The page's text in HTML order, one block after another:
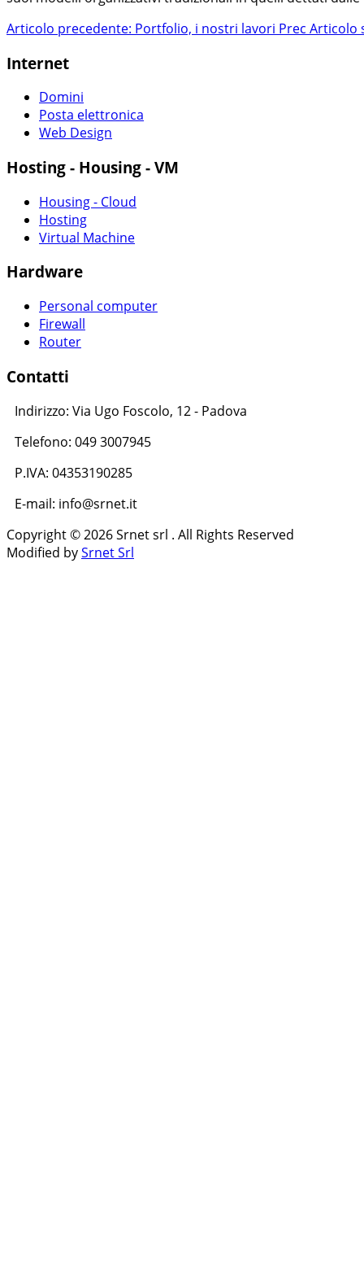
Articolo precedente: Portfolio, i nostri lavori Prec Articolo
Internet
Domini
Posta elettronica
Web Design
Hosting - Housing - VM
Housing - Cloud
Hosting
Virtual Machine
Hardware
Personal computer
Firewall
Router
Contatti
Indirizzo: Via Ugo Foscolo, 12 - Padova
Telefono: 049 3007945
P.IVA: 04353190285
E-mail: info@srnet.it
Copyright © 2026 Srnet srl . All Rights Reserved
Modified bySrnet Srl